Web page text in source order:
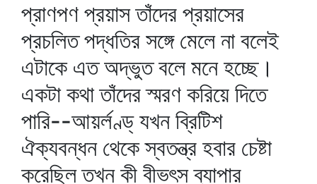
প্রাণপণ প্রয়াস তাঁদের প্রয়াসের
প্রচলিত পদ্ধতির সঙ্গে মেলে না বলেই
এটাকে এত অদ্ভুত বলে মনে হচ্ছে।
একটা কথা তাঁদের স্মরণ করিয়ে দিতে
পারি--আয়র্লণ্ড্‌ যখন ব্রিটিশ
ঐক্যবন্ধন থেকে স্বতন্ত্র হবার চেষ্টা
করেছিল তখন কী বীভৎস ব্যাপার